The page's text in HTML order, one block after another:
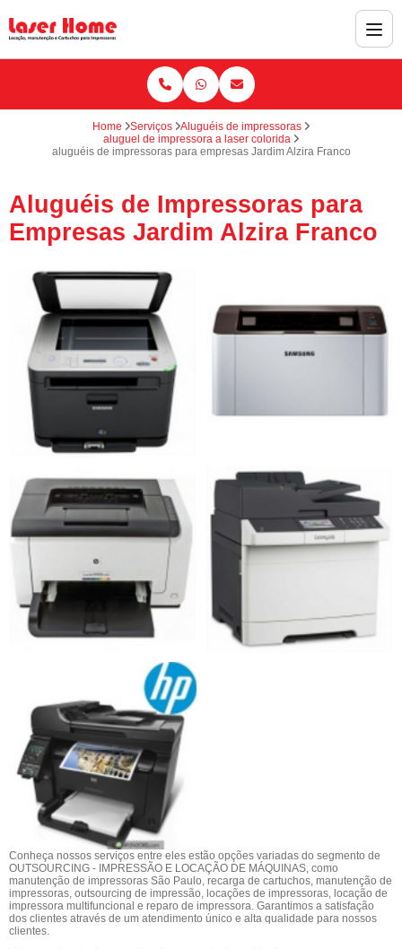
Home Serviços
Aluguéis de impressoras
aluguel de impressora a laser colorida
aluguéis de impressoras para empresas Jardim Alzira Franco
Aluguéis de Impressoras para
Empresas Jardim Alzira Franco
Conheça nossos serviços entre eles estão opções variadas do segmento de
OUTSOURCING - IMPRESSÃO E LOCAÇÃO DE MÁQUINAS, como
manutenção de impressoras São Paulo, recarga de cartuchos, manutenção de
impressoras, outsourcing de impressão, locações de impressoras, locação de
impressora multifuncional e reparo de impressora. Garantimos a satisfação
dos clientes através de um atendimento único e alta qualidade para nossos
clientes.